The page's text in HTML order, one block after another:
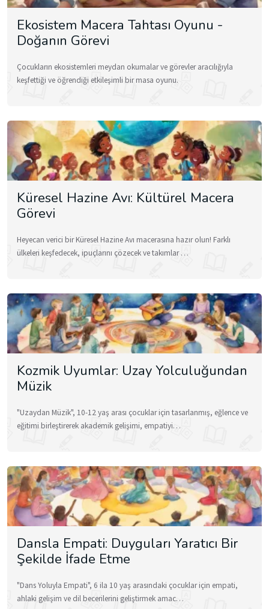
Ekosistem Macera Tahtası Oyunu -
Doğanın Görevi
Çocukların ekosistemleri meydan okumalar ve görevler aracılığıyla
keşfettiği ve öğrendiği etkileşimli bir masa oyunu.
Küresel Hazine Avı: Kültürel Macera
Görevi
Heyecan verici bir Küresel Hazine Avı macerasına hazır olun! Farklı
ülkeleri keşfedecek, ipuçlarını çözecek ve takımlar …
Kozmik Uyumlar: Uzay Yolculuğundan
Müzik
"Uzaydan Müzik", 10-12 yaş arası çocuklar için tasarlanmış, eğlence ve
eğitimi birleştirerek akademik gelişimi, empatiyi…
Dansla Empati: Duyguları Yaratıcı Bir
Şekilde İfade Etme
"Dans Yoluyla Empati", 6 ila 10 yaş arasındaki çocuklar için empati,
ahlaki gelişim ve dil becerilerini geliştirmek amac…